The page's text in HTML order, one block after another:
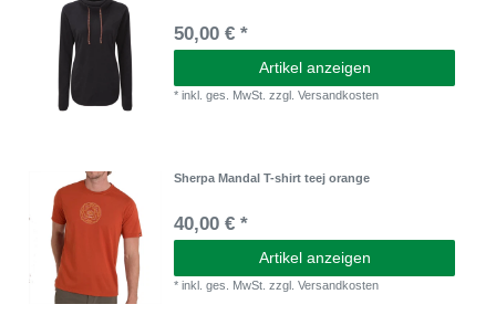
50,00 € *
Artikel anzeigen
*inkl. ges. MwSt. zzgl.Versandkosten
Sherpa Mandal T-shirt teej orange
40,00 € *
Artikel anzeigen
*inkl. ges. MwSt. zzgl.Versandkosten